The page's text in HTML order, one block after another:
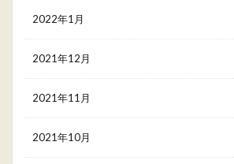
2022年1月
2021年12月
2021年11月
2021年10月